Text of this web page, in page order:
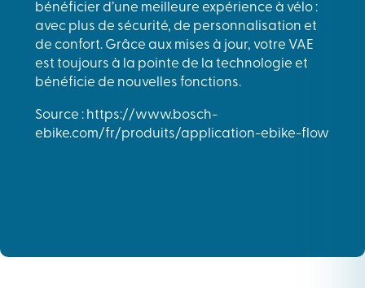
bénéficier d’une meilleure expérience à vélo :
avec plus de sécurité, de personnalisation et
de confort. Grâce aux mises à jour, votre VAE
est toujours à la pointe de la technologie et
bénéficie de nouvelles fonctions.
Source : https://www.bosch-
ebike.com/fr/produits/application-ebike-flow